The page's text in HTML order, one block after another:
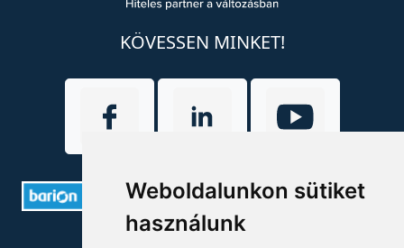
Weboldalunkon sütiket
használunk
KÖVESSEN MINKET!